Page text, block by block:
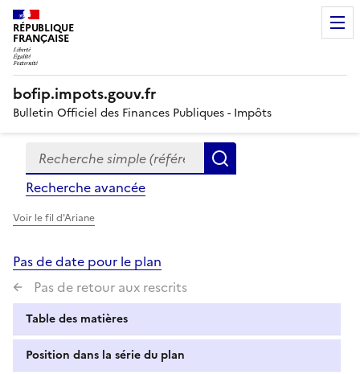
RÉPUBLIQUE
FRANÇAISE
bofip.impots.gouv.fr
Bulletin Officiel des Finances Publiques - Impôts
Formulaire
de
recherche
Recherche simple (références, mots clés, partie du
Recherche avancée
Voir le fil d'Ariane
Pas de date pour le plan
Pas de retour aux rescrits
Table des matières
Position dans la série du plan